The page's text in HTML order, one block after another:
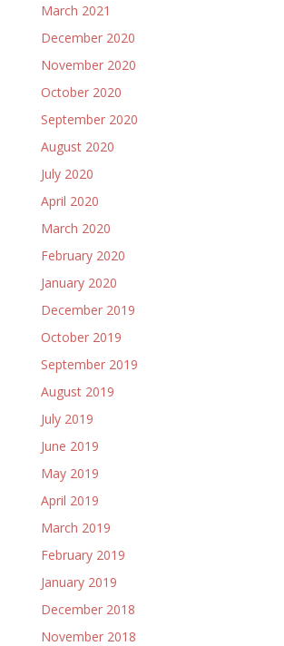
March 2021
December 2020
November 2020
October 2020
September 2020
August 2020
July 2020
April 2020
March 2020
February 2020
January 2020
December 2019
October 2019
September 2019
August 2019
July 2019
June 2019
May 2019
April 2019
March 2019
February 2019
January 2019
December 2018
November 2018